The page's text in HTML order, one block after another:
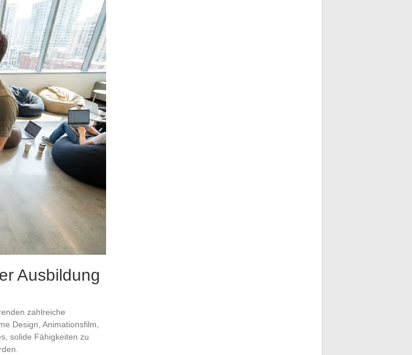
Ausbildung
zahlreiche
Design, Animationsfilm,
solide Fähigkeiten zu